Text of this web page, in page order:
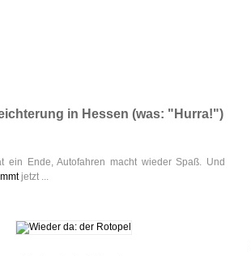
in Hessen (was: "Hurra!")
ein Ende, Autofahren macht wieder Spaß. Und
jetzt ...